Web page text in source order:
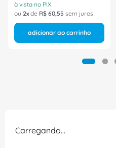
à vista no PIX
ou 2 de R$ 60,55 sem juros
adicionar ao carrinho
Carregando…